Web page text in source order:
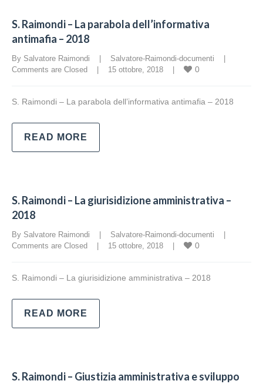
S. Raimondi – La parabola dell’informativa
antimafia – 2018
By Salvatore Raimondi    | Salvatore-Raimondi-documenti
Comments are Closed
    |    15 ottobre, 2018    |
0
S. Raimondi – La parabola dell’informativa antimafia – 2018
READ MORE
S. Raimondi – La giurisidizione amministrativa –
2018
By Salvatore Raimondi    | Salvatore-Raimondi-documenti
Comments are Closed
    |    15 ottobre, 2018    |
0
S. Raimondi – La giurisidizione amministrativa – 2018
READ MORE
S. Raimondi – Giustizia amministrativa e sviluppo